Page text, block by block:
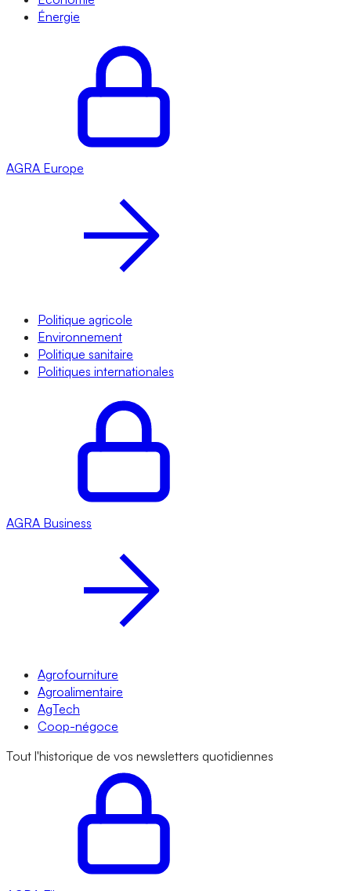
Énergie
AGRA Europe
Politique agricole
Environnement
Politique sanitaire
Politiques internationales
AGRA Business
Agrofourniture
Agroalimentaire
AgTech
Coop-négoce
Tout l'historique de vos newsletters quotidiennes